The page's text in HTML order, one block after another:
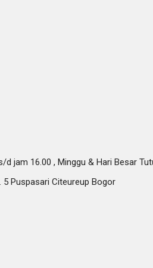
jam 16.00 , Minggu & Hari Besar
5 Puspasari Citeureup Bogor